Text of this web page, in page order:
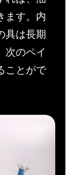
ます。内
具は長期
次のペイ
ことがで